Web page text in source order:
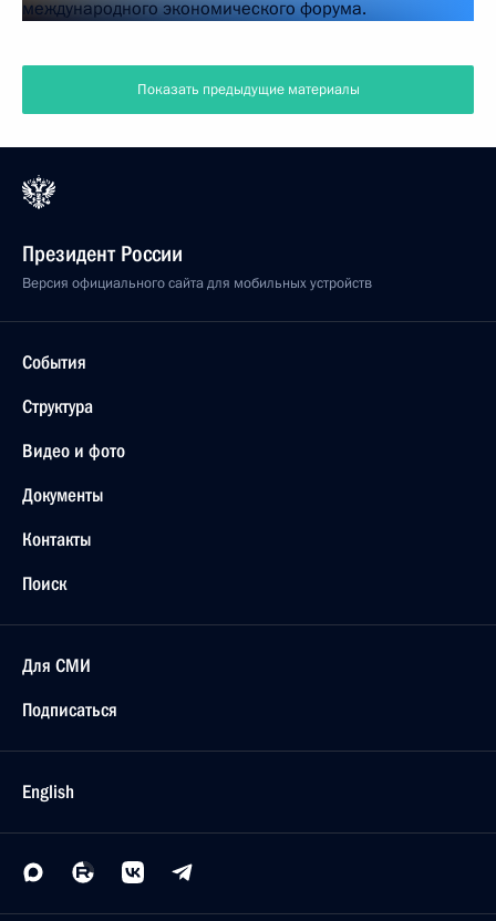
Показать предыдущие материалы
Президент России
Версия официального сайта для мобильных устройств
События
Структура
Видео и фото
Документы
Контакты
Поиск
Для СМИ
Подписаться
English